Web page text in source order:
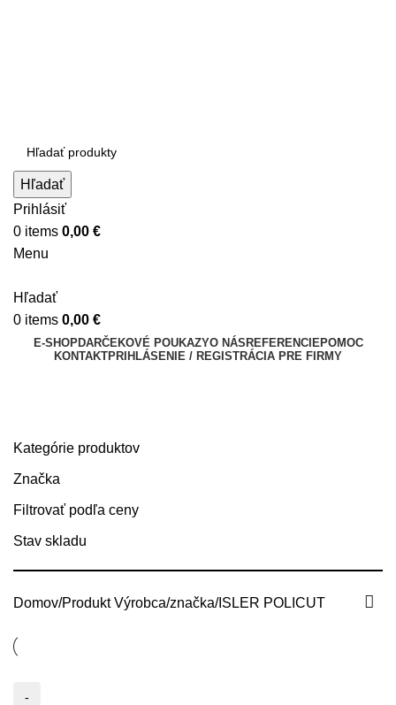
Hľadať
Prihlásiť
0 items 0,00 €
Menu
Hľadať
0 items 0,00 €
E-SHOPDARČEKOVÉ POUKAZYO NÁS REFERENCIEPOMOC
KONTAKTPRIHLÁSENIE / REGISTRÁCIA PRE FIRMY
Kategórie produktov
Značka
Filtrovať podľa ceny
Stav skladu
Domov Produkt Výrobca/značka ISLER POLICUT